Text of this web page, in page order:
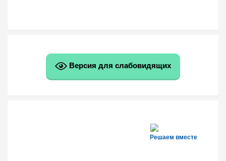
Версия для слабовидящих
Решаем вместе